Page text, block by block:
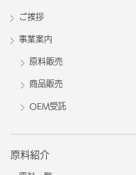
ご挨拶
事業案内
原料販売
商品販売
OEM受託
原料紹介